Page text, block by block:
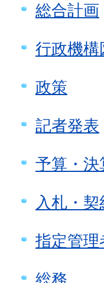
総合計画
行政機
政策
記者発表
予算・決
入札・契
指定管理